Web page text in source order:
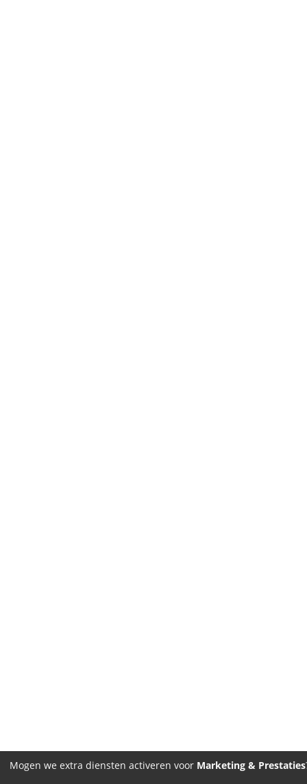
Mogen we extra diensten activeren voor Marketing & Prestaties